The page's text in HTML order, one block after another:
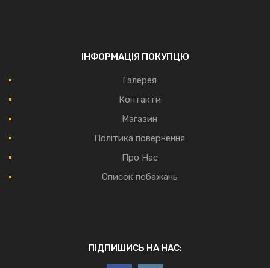
ІНФОРМАЦІЯ ПОКУПЦЮ
Галерея
Контакти
Магазин
Політика повернення
Про Нас
Список побажань
ПІДПИШИСЬ НА НАС: